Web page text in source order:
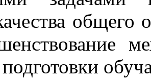
общего
подготовки